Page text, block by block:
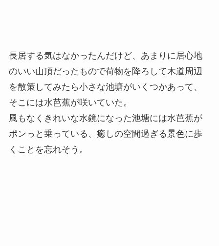
長居する気はなかったんだけど、あまりに居心地
のいい山頂だったもので荷物を降ろして木道周辺
を散策してみたら小さな池塘がいくつかあって、
そこには水芭蕉が咲いていた。
風もなくきれいな水鏡になった池塘には水芭蕉が
ポンっと乗っている、癒しの空間過ぎる景色に歩
くことを忘れそう。